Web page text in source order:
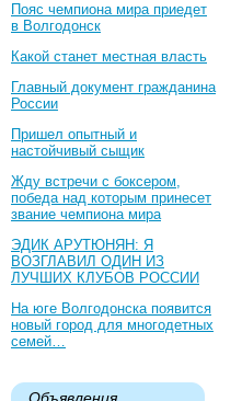
Пояс чемпиона мира приедет
в Волгодонск
Какой станет местная власть
Главный документ гражданина
России
Пришел опытный и
настойчивый сыщик
Жду встречи с боксером,
победа над которым принесет
звание чемпиона мира
ЭДИК АРУТЮНЯН: Я
ВОЗГЛАВИЛ ОДИН ИЗ
ЛУЧШИХ КЛУБОВ РОССИИ
На юге Волгодонска появится
новый город для многодетных
семей…